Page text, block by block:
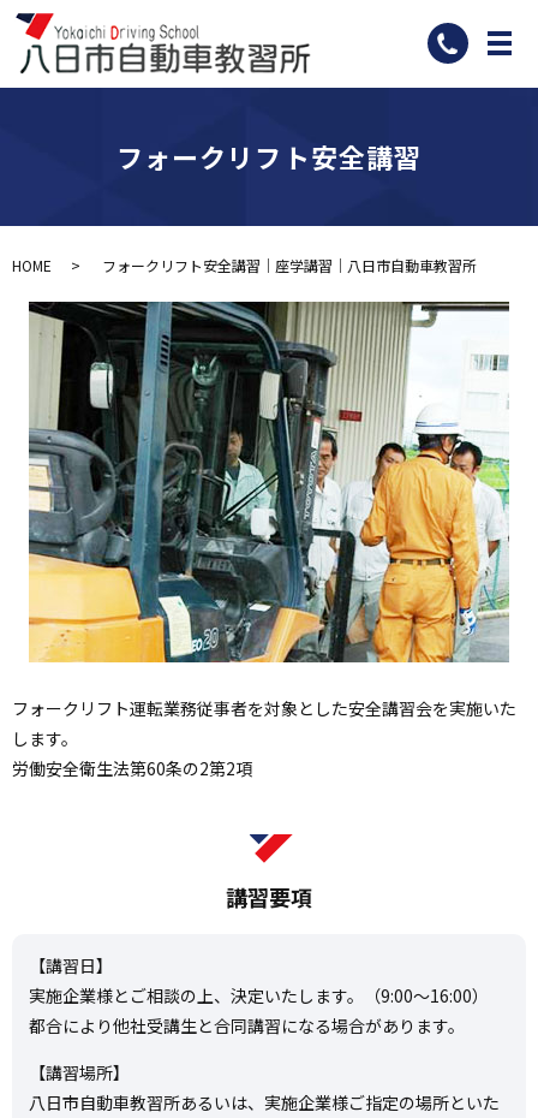
メ
フォークリフト安全講習
HOME フォークリフト安全講習｜座学講習｜八日市自動車教習所
フォークリフト運転業務従事者を対象とした安全講習会を実施いた
します。
労働安全衛生法第60条の2第2項
講習要項
【講習日】
実施企業様とご相談の上、決定いたします。（9:00～16:00）
都合により他社受講生と合同講習になる場合があります。
【講習場所】
八日市自動車教習所あるいは、実施企業様ご指定の場所といた